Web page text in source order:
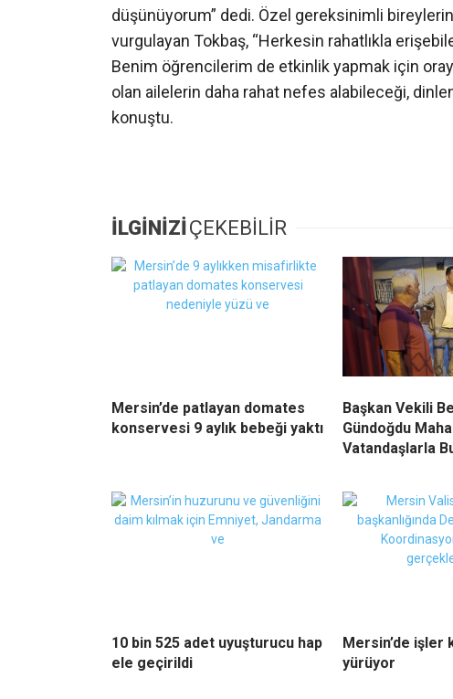
düşünüyorum” dedi. Özel gereksinimli
vurgulayan Tokbaş, “Herkesin rahatlıkla
Benim öğrencilerim de etkinlik yapmak için
olan ailelerin daha rahat nefes alabileceği,
konuştu.
İLGİNİZİÇEKEBİLİR
Mersin’de patlayan domates
konservesi 9 aylık bebeği yaktı
Başkan Vekili
Gündoğdu
Vatandaşlarla
10 bin 525 adet uyuşturucu hap
ele geçirildi
Mersin’de işler
yürüyor